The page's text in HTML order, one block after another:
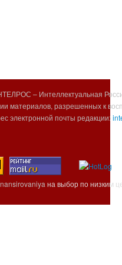
– Интеллектуальная
материалов, разрешенных к
электронной почты редакции:
на выбор по низким